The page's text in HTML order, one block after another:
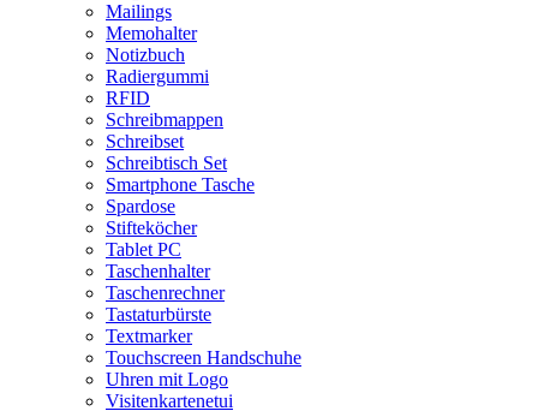
Mailings
Memohalter
Notizbuch
Radiergummi
RFID
Schreibmappen
Schreibset
Schreibtisch Set
Smartphone Tasche
Spardose
Stifteköcher
Tablet PC
Taschenhalter
Taschenrechner
Tastaturbürste
Textmarker
Touchscreen Handschuhe
Uhren mit Logo
Visitenkartenetui